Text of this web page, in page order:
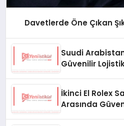
Davetlerde Öne Çıkan
Suudi
Güvenilir
İkinci El Rolex
Arasında